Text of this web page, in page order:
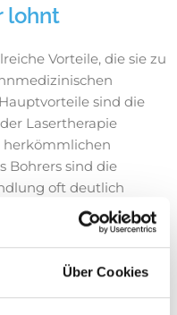
Über Cookies
lohnt
Vorteile, die sie zu
sind die
Lasertherapie
herkömmlichen
Bohrers sind die
oft deutlich
eine schnellere
Gewebe wirkt
häufig